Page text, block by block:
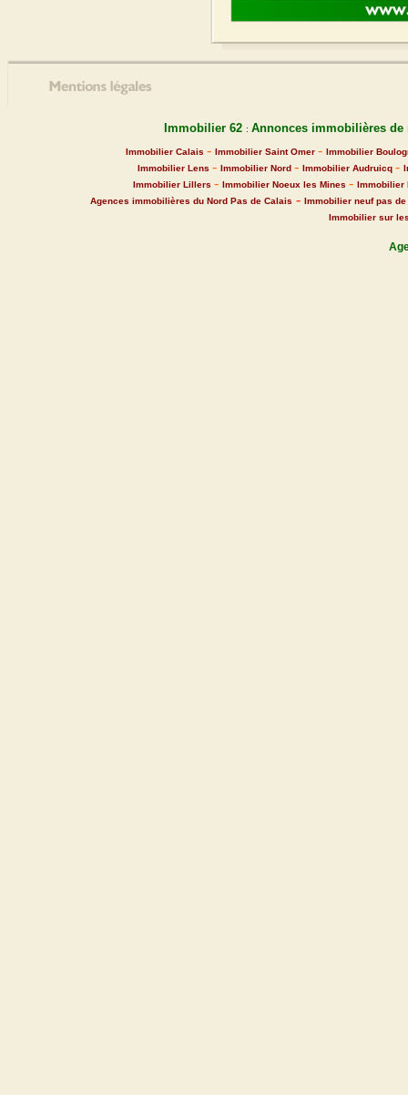
Immobilier 62 : Annonces immobilières de
Immobilier Calais - Immobilier Saint Omer - Immobilier
Immobilier Lens - Immobilier Nord - Immobilier Audruicq -
Immobilier Lillers - Immobilier Noeux les Mines - Immobilier
Agences immobilières du Nord Pas de Calais - Immobilier neuf pas
Immobilier sur